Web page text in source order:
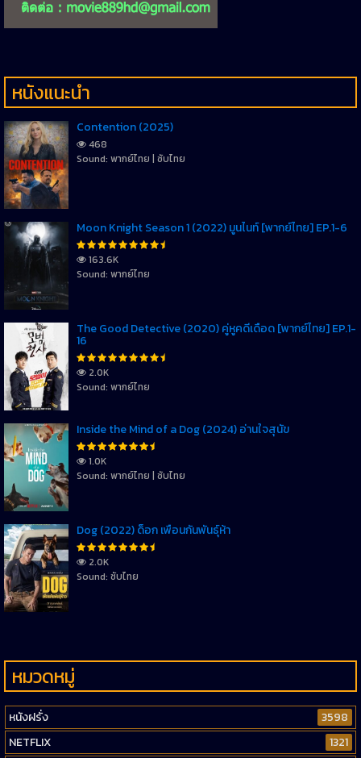
หนังแนะนำ
Contention (2025)
468
Sound: พากย์ไทย | ซับไทย
Moon Knight Season 1 (2022) มูนไนท์ [พากย์ไทย] EP.1-6
163.6K
Sound: พากย์ไทย
The Good Detective (2020) คู่หูคดีเดือด [พากย์ไทย] EP.1-
16
2.0K
Sound: พากย์ไทย
Inside the Mind of a Dog (2024) อ่านใจสุนัข
1.0K
Sound: พากย์ไทย | ซับไทย
Dog (2022) ด็อก เพื่อนกันพันธุ์ห้า
2.0K
Sound: ซับไทย
หมวดหมู่
หนังฝรั่ง
3598
NETFLIX
1321